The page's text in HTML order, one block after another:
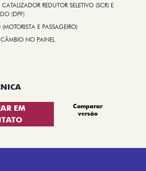
REDUTOR SELETIVO (SCR) E
(DPF)
E PASSAGEIRO)
NO PAINEL
EM
Comparar
versão